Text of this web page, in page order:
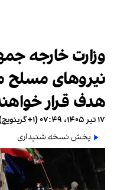
وزارت خارجه
نیروهای مسلح
هدف قرار
۱۷ تیر ۱۴۰۵، ۰۷:۴۹ (‎+۱ گرینویچ)
پخش نسخه شنیداری